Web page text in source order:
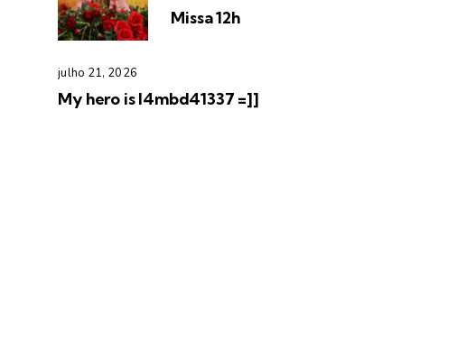
Missa 12h
julho 21, 2026
My hero is l4mbd41337 =]]